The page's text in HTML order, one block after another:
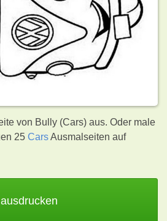
von Bully (Cars) aus. Oder male
25CarsAusmalseiten auf